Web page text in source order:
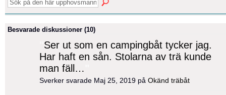
Besvarade diskussioner (10)
Ser ut som en campingbåt tycker jag.
Har haft en sån. Stolarna av trä kunde
man fäll…
Sverker svarade Maj 25, 2019 på Okänd träbåt